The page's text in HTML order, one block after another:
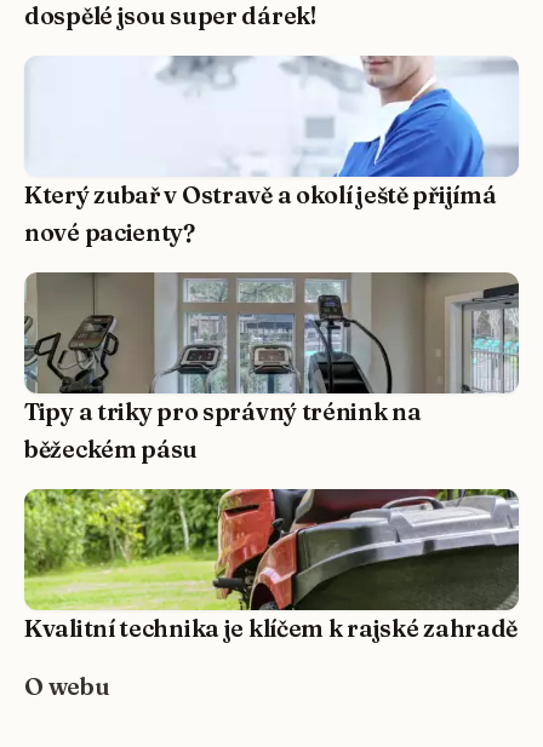
dospělé jsou super dárek!
Který zubař v Ostravě a okolí ještě přijímá
nové pacienty?
Tipy a triky pro správný trénink na
běžeckém pásu
Kvalitní technika je klíčem k rajské zahradě
O webu